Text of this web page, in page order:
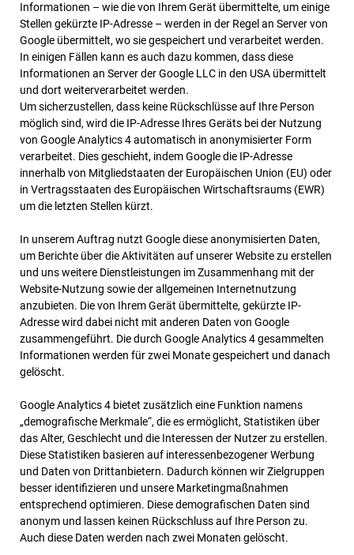
Informationen – wie die von Ihrem Gerät übermittelte, um einige
Stellen gekürzte IP-Adresse – werden in der Regel an Server von
Google übermittelt, wo sie gespeichert und verarbeitet werden.
In einigen Fällen kann es auch dazu kommen, dass diese
Informationen an Server der Google LLC in den USA übermittelt
und dort weiterverarbeitet werden.
Um sicherzustellen, dass keine Rückschlüsse auf Ihre Person
möglich sind, wird die IP-Adresse Ihres Geräts bei der Nutzung
von Google Analytics 4 automatisch in anonymisierter Form
verarbeitet. Dies geschieht, indem Google die IP-Adresse
innerhalb von Mitgliedstaaten der Europäischen Union (EU) oder
in Vertragsstaaten des Europäischen Wirtschaftsraums (EWR)
um die letzten Stellen kürzt.
In unserem Auftrag nutzt Google diese anonymisierten Daten,
um Berichte über die Aktivitäten auf unserer Website zu erstellen
und uns weitere Dienstleistungen im Zusammenhang mit der
Website-Nutzung sowie der allgemeinen Internetnutzung
anzubieten. Die von Ihrem Gerät übermittelte, gekürzte IP-
Adresse wird dabei nicht mit anderen Daten von Google
zusammengeführt. Die durch Google Analytics 4 gesammelten
Informationen werden für zwei Monate gespeichert und danach
gelöscht.
Google Analytics 4 bietet zusätzlich eine Funktion namens
„demografische Merkmale“, die es ermöglicht, Statistiken über
das Alter, Geschlecht und die Interessen der Nutzer zu erstellen.
Diese Statistiken basieren auf interessenbezogener Werbung
und Daten von Drittanbietern. Dadurch können wir Zielgruppen
besser identifizieren und unsere Marketingmaßnahmen
entsprechend optimieren. Diese demografischen Daten sind
anonym und lassen keinen Rückschluss auf Ihre Person zu.
Auch diese Daten werden nach zwei Monaten gelöscht.